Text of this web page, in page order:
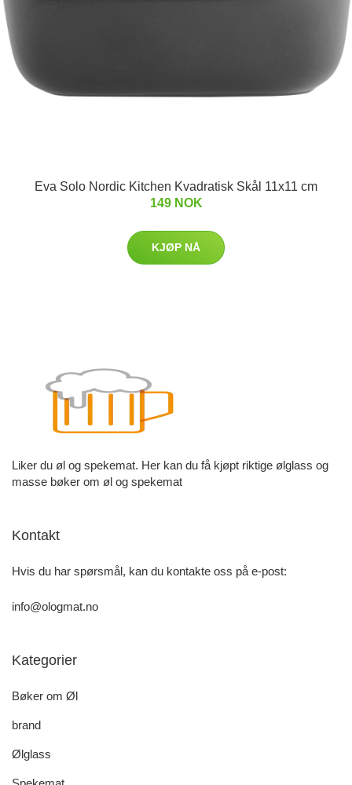
Eva Solo Nordic Kitchen Kvadratisk Skål 11x11 cm
149 NOK
KJØP NÅ
Liker du øl og spekemat. Her kan du få kjøpt riktige ølglass og
masse bøker om øl og spekemat
Kontakt
Hvis du har spørsmål, kan du kontakte oss på e-post:
info@ologmat.no
Kategorier
Bøker om Øl
brand
Ølglass